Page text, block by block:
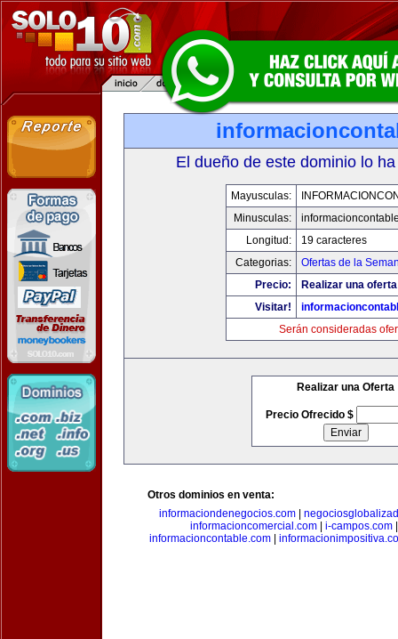
El dueño de este dominio lo
Mayusculas:
Minusculas:
Longitud:
19 caracteres
Categorias:
Ofertas de la
Precio:
Realizar una
Visitar!
Serán consideradas
Realizar una Oferta
Precio Ofrecido $
Otros dominios en venta:
informaciondenegocios.com|
informacioncomercial.com| i-campos.com
informacioncontable.com